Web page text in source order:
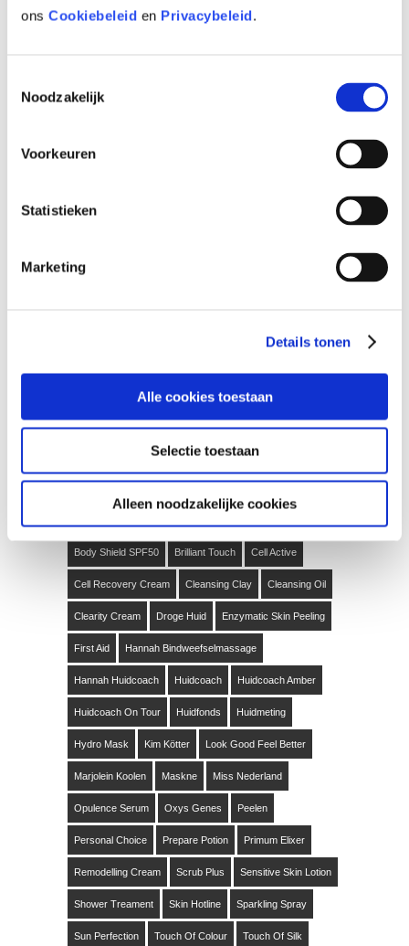
ons Cookiebeleid en Privacybeleid.
Noodzakelijk
Voorkeuren
Statistieken
Marketing
Details tonen
Alle cookies toestaan
Selectie toestaan
Alleen noodzakelijke cookies
Bloed, zweet en examen…
cadeau
Het is groen en het gaat van de berg…
Search...
Body Shield SPF50 Brilliant Touch Cell Active
Cell Recovery Cream Cleansing Clay Cleansing Oil
Clearity Cream Droge Huid Enzymatic Skin Peeling
First Aid Hannah Bindweefselmassage
Hannah Huidcoach Huidcoach Huidcoach Amber
Huidcoach On Tour Huidfonds Huidmeting
Hydro Mask Kim Kötter Look Good Feel Better
Marjolein Koolen Maskne Miss Nederland
Opulence Serum Oxys Genes Peelen
Personal Choice Prepare Potion Primum Elixer
Remodelling Cream Scrub Plus Sensitive Skin Lotion
Shower Treament Skin Hotline Sparkling Spray
Sun Perfection Touch Of Colour Touch Of Silk